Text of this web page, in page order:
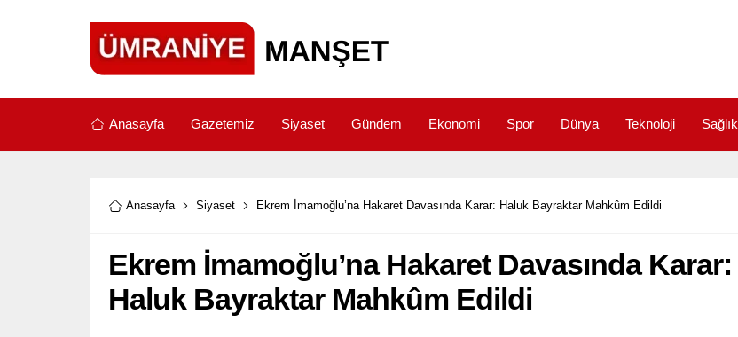
Anasayfa Gazetemiz Siyaset Gündem Ekonomi Spor Dünya Teknoloji Sağlık
Anasayfa Siyaset Ekrem İmamoğlu’na Hakaret Davasında Karar: Haluk Bayraktar Mahkûm Edildi
Ekrem İmamoğlu’na Hakaret Davasında Karar:
Haluk Bayraktar Mahkûm Edildi